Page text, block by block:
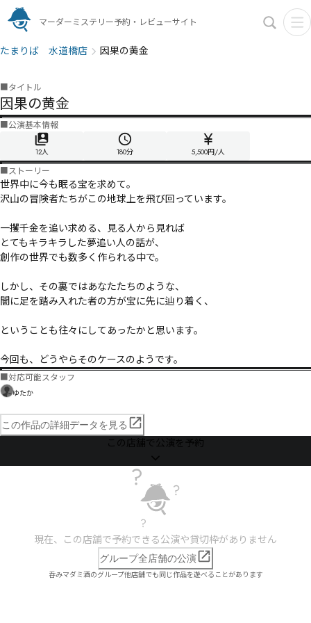
マーダーミステリー予約・レビューサイト
たまりば 水道橋店 因果の黄金
■タイトル
因果の黄金
■公演基本情報
12人 180分 5,500円/人
■ストーリー
世界中に今も眠る宝を求めて。
沢山の冒険者たちがこの地球上を飛び回っています。
一攫千金を追い求める、見る人から見れば
とてもキラキラした夢追い人の話が、
創作の世界でも数多く作られる中で。
しかし、その裏ではあなたたちのような、
闇に足を踏み入れた者の方が宝に先に辿り着く、
ということも往々にしてあったかと思います。
今回も、どうやらそのケースのようです。
■対応可能スタッフ
ゆたか
この作品の詳細データを見る
この店舗で公演を予約
現在、この店舗で予約できる公演や貸切枠がありません
グループ全店舗の公演
呑みマダミ酒のグループ他店舗でも同じ作品を遊べることがあります